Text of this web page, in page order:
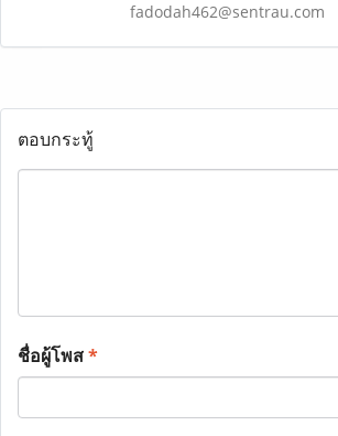
fadodah462@sentrau.com
ตอบกระทู้
ชื่อผู้โพส*